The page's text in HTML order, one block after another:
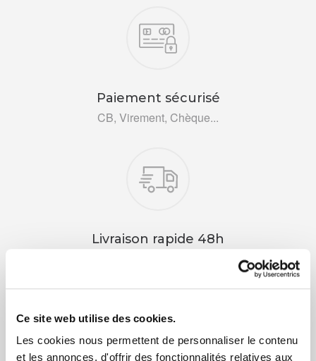
Ce site web utilise des cookies.
Les cookies nous permettent de personnaliser le contenu
et les annonces, d'offrir des fonctionnalités relatives aux
Paiement sécurisé
CB, Virement, Chèque...
Livraison rapide 48h